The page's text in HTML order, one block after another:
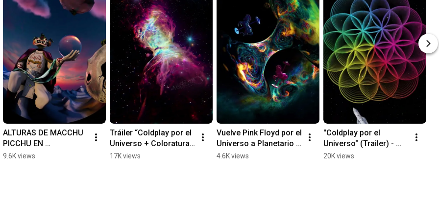
ALTURAS DE MACCHU
PICCHU EN
PLANETARIO USACH
9.6K views
Tráiler “Coldplay por el
Universo + Coloratura”
- Planetario USACH
17K views
Vuelve Pink Floyd por el
Universo a Planetario
USACH! Desde el
4.6K views
"Coldplay por el
Universo" (Trailer) -
Planetario USACH
20K views